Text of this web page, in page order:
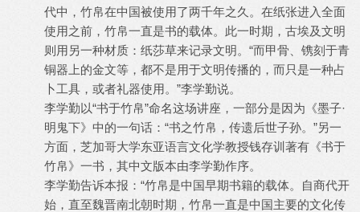
代中，竹帛在中国被使用了两千年之久。在纸张进入全面
使用之前，竹帛一直是书的载体。此一时期，古埃及文明
则用另一种材质：纸莎草来记录文明。“而甲骨、镌刻于青
铜器上的金文等，都不是用于文明传播的，而只是一种占
卜工具，或者礼器使用。”李学勤说。
李学勤以“书于竹帛”命名这场讲座，一部分是因为《墨子·
明鬼下》中的一句话：“书之竹帛，传遗后世子孙。”另一
方面，芝加哥大学东亚语言文化学教授钱存训著有《书于
竹帛》一书，其中文版本由李学勤作序。
李学勤告诉本报：“竹帛是中国早期书籍的载体。自商代开
始，直至魏晋南北朝时期，竹帛一直是中国主要的文化传